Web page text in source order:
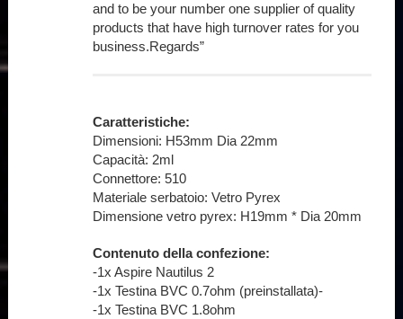
and to be your number one supplier of quality
products that have high turnover rates for you
business.Regards”
Caratteristiche:
Dimensioni: H53mm Dia 22mm
Capacità: 2ml
Connettore: 510
Materiale serbatoio: Vetro Pyrex
Dimensione vetro pyrex: H19mm * Dia 20mm
Contenuto della confezione:
-1x Aspire Nautilus 2
-1x Testina BVC 0.7ohm (preinstallata)-
-1x Testina BVC 1.8ohm